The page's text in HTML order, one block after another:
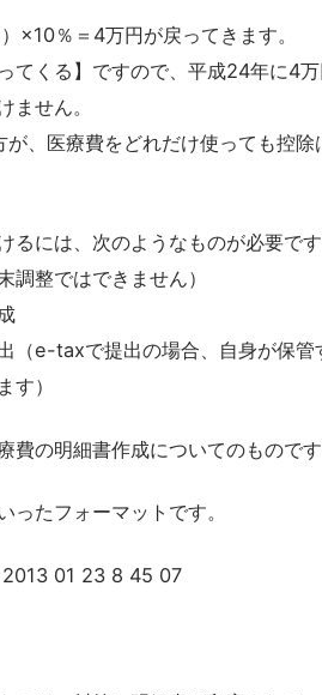
×10％＝4万円が戻ってきます。
てくる】ですので、平成24年に4
ません。
、医療費をどれだけ使っても控除
るには、次のようなものが必要で
調整ではできません）
（e-taxで提出の場合、自身が保管
す）
費の明細書作成についてのもので
ったフォーマットです。